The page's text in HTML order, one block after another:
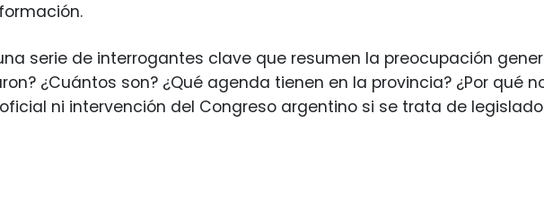
serie de interrogantes clave que resumen la preocupación
¿Cuántos son? ¿Qué agenda tienen en la provincia? ¿Por qué
ni intervención del Congreso argentino si se trata de